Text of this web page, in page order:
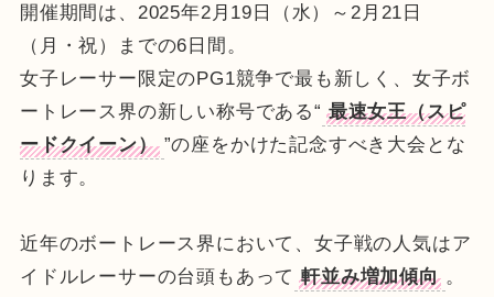
開催期間は、2025年2月19日（水）～2月21日
（月・祝）までの6日間。
女子レーサー限定のPG1競争で最も新しく、女子ボ
ートレース界の新しい称号である“ 最速女王（スピ
ードクイーン） ”の座をかけた記念すべき大会とな
ります。
近年のボートレース界において、女子戦の人気はア
イドルレーサーの台頭もあって 軒並み増加傾向 。